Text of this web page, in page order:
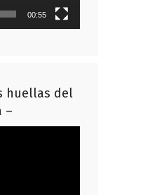
00:55
huellas del
–